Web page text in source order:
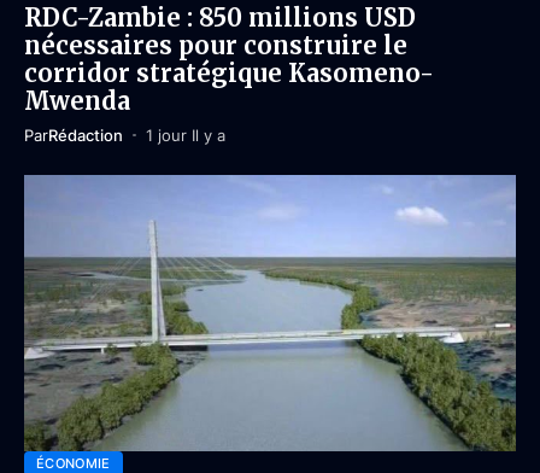
RDC-Zambie : 850 millions USD
nécessaires pour construire le
corridor stratégique Kasomeno-
Mwenda
ParRédaction 1 jour Il y a
ÉCONOMIE